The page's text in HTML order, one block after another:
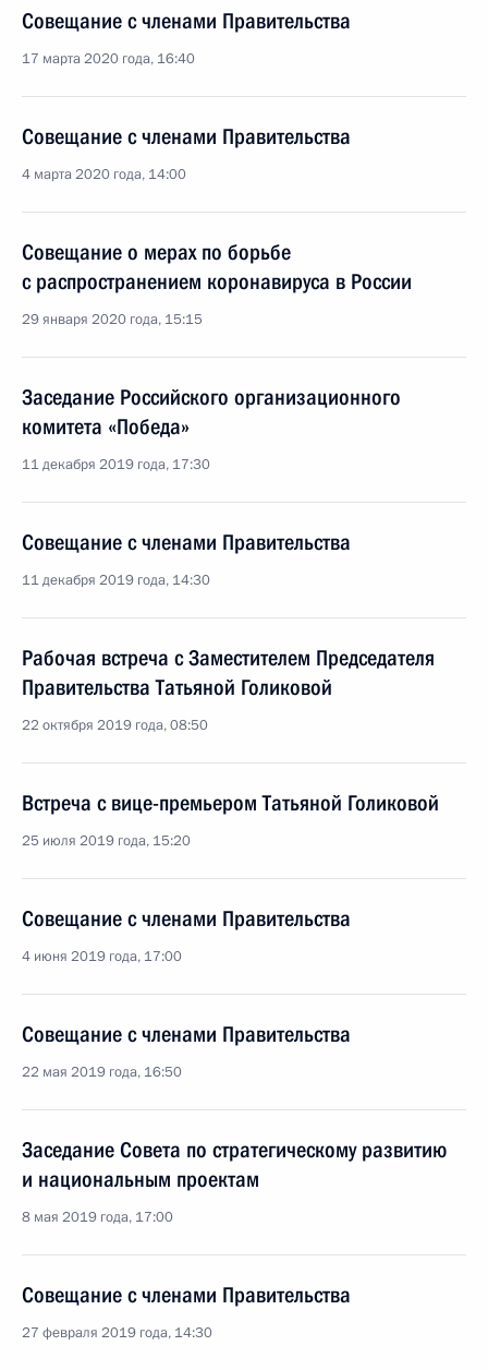
Совещание с членами Правительства
17 марта 2020 года, 16:40
Совещание с членами Правительства
4 марта 2020 года, 14:00
Совещание о мерах по борьбе
с распространением коронавируса в России
29 января 2020 года, 15:15
Заседание Российского организационного
комитета «Победа»
11 декабря 2019 года, 17:30
Совещание с членами Правительства
11 декабря 2019 года, 14:30
Рабочая встреча с Заместителем Председателя
Правительства Татьяной Голиковой
22 октября 2019 года, 08:50
Встреча с вице-премьером Татьяной Голиковой
25 июля 2019 года, 15:20
Совещание с членами Правительства
4 июня 2019 года, 17:00
Совещание с членами Правительства
22 мая 2019 года, 16:50
Заседание Совета по стратегическому развитию
и национальным проектам
8 мая 2019 года, 17:00
Совещание с членами Правительства
27 февраля 2019 года, 14:30